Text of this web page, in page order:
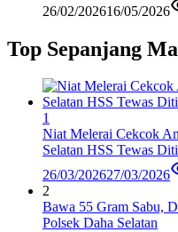
26/02/202616/05/2026
Top Sepanjang
1
Niat Melerai Cekcok
Selatan HSS Tewas
26/03/202627/03/2026
2
Bawa 55 Gram Sabu,
Polsek Daha Selatan